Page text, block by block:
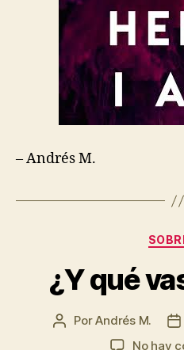
– Andrés M.
¿Y qué
Autor
PorAndrés M.
No hay